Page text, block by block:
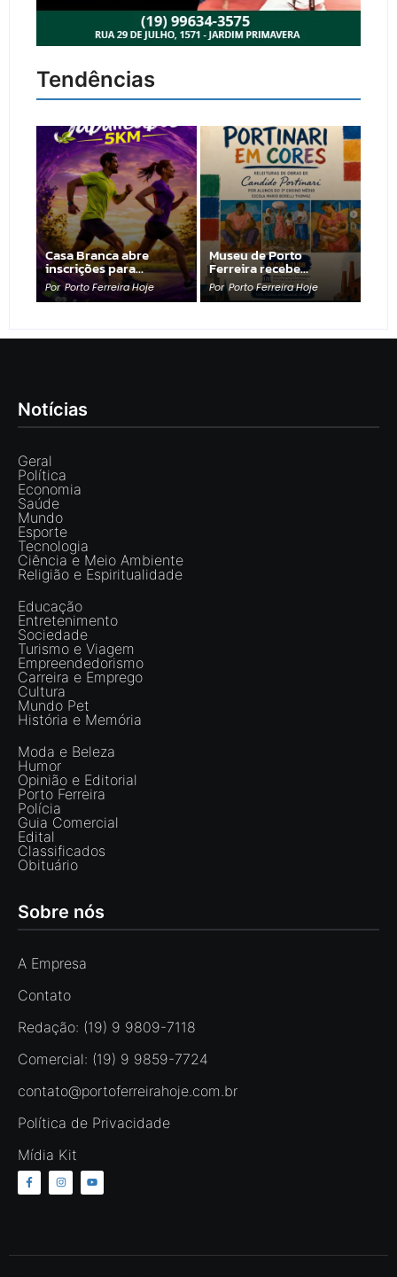
Tendências
Casa Branca abre
inscrições para…
Por Porto Ferreira Hoje
Museu de Porto
Ferreira recebe…
Por Porto Ferreira Hoje
Notícias
Geral
Política
Economia
Saúde
Mundo
Esporte
Tecnologia
Ciência e Meio Ambiente
Religião e Espiritualidade
Educação
Entretenimento
Sociedade
Turismo e Viagem
Empreendedorismo
Carreira e Emprego
Cultura
Mundo Pet
História e Memória
Moda e Beleza
Humor
Opinião e Editorial
Porto Ferreira
Polícia
Guia Comercial
Edital
Classificados
Obituário
Sobre nós
A Empresa
Contato
Redação: (19) 9 9809-7118
Comercial: (19) 9 9859-7724
contato@portoferreirahoje.com.br
Política de Privacidade
Mídia Kit